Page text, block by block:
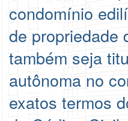
condomínio
de propriedade
também seja
autônoma no
exatos termos